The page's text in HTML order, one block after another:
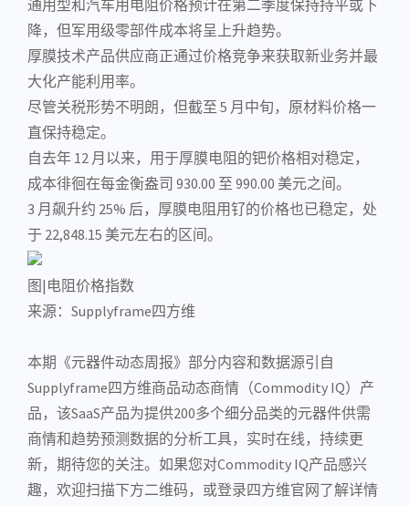
通用型和汽车用电阻价格预计在第二季度保持持平或下
降，但军用级零部件成本将呈上升趋势。
厚膜技术产品供应商正通过价格竞争来获取新业务并最
大化产能利用率。
尽管关税形势不明朗，但截至 5 月中旬，原材料价格一
直保持稳定。
自去年 12 月以来，用于厚膜电阻的钯价格相对稳定，
成本徘徊在每金衡盎司 930.00 至 990.00 美元之间。
3 月飙升约 25% 后，厚膜电阻用钌的价格也已稳定，处
于 22,848.15 美元左右的区间。
图|电阻价格指数
来源：Supplyframe四方维
本期《元器件动态周报》部分内容和数据源引自
Supplyframe四方维商品动态商情（Commodity IQ）产
品，该SaaS产品为提供200多个细分品类的元器件供需
商情和趋势预测数据的分析工具，实时在线，持续更
新，期待您的关注。如果您对Commodity IQ产品感兴
趣，欢迎扫描下方二维码，或登录四方维官网了解详情